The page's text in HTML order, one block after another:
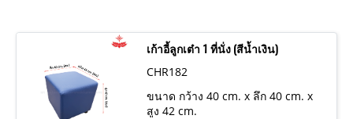
เก้าอี้ลูกเต๋า 1 ที่นั่ง (สีน้ำเงิน)
CHR182
ขนาด กว้าง 40 cm. x ลึก 40 cm. x
สูง 42 cm.